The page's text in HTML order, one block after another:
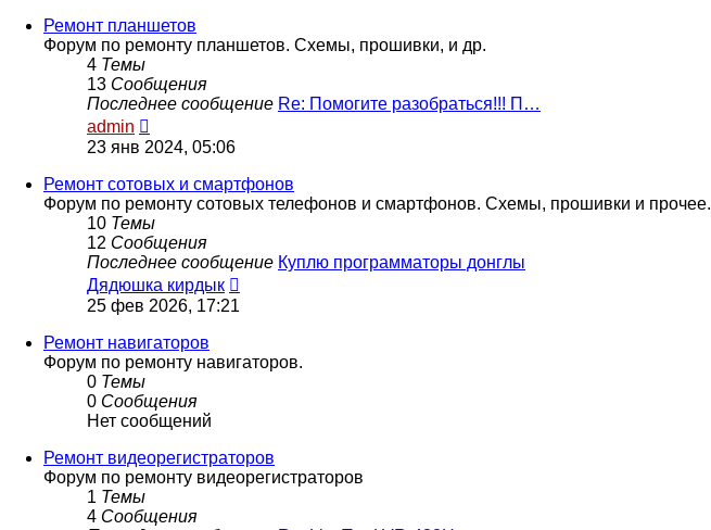
Ремонт планшетов
Форум по ремонту планшетов. Схемы, прошивки, и др.
4 Темы
13 Сообщения
Последнее сообщение Re: Помогите разобраться!!! П…
admin
к
сообщению
23 янв 2024, 05:06
Ремонт сотовых и смартфонов
Форум по ремонту сотовых телефонов и смартфонов. Схемы, прошивки и прочее.
10 Темы
12 Сообщения
Последнее сообщение Куплю программаторы донглы
Дядюшка кирдык
25 фев 2026, 17:21
Ремонт навигаторов
Форум по ремонту навигаторов.
0 Темы
0 Сообщения
Нет сообщений
Ремонт видеорегистраторов
Форум по ремонту видеорегистраторов
1 Темы
4 Сообщения